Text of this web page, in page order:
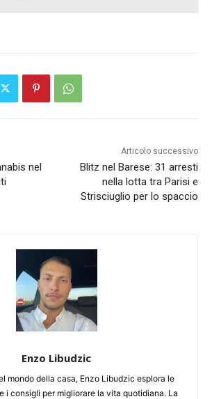
nel
Articolo successivo
Blitz nel Barese: 31 arresti
nella lotta tra Parisi e
Strisciuglio per lo spaccio
Enzo Libudzic
mondo della casa, Enzo Libudzic esplora le
i consigli per migliorare la vita quotidiana. La